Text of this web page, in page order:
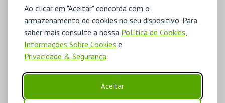
Ao clicar em "Aceitar" concorda com o
armazenamento de cookies no seu dispositivo. Para
saber mais consulte a nossa Política de Cookies
Informações Sobre Cookies e
Privacidade & Segurança.
Aceitar